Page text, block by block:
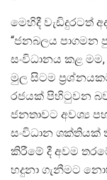
මෙහිදී වැඩිදුරටත්
“ජනබලය පාගමන
සංවිධානය කළ
මුල සිටම
රජයක් පිහිටුවන
ජනතාවට අවශ්‍ය
සංවිධාන ශක්තියක්
කිරීමේ දී අවම
හදුනා ගැනීමට